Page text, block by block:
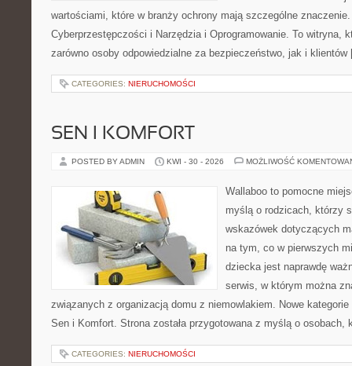
wartościami, które w branży ochrony mają szczególne
Cyberprzestępczości i Narzędzia i Oprogramowanie. To witryna,
zarówno osoby odpowiedzialne za bezpieczeństwo, jak i
CATEGORIES: NIERUCHOMOŚCI
SEN I KOMFORT
POSTED BY ADMIN KWI - 30 - 2026 MOŻLIWOŚĆ
Wallaboo to pomocne
myślą o rodzicach, którzy
wskazówek dotyczących
na tym, co w pierwszych
dziecka jest naprawdę
serwis, w którym można
związanych z organizacją domu z niemowlakiem. Nowe
Sen i Komfort. Strona została przygotowana z myślą o
CATEGORIES: NIERUCHOMOŚCI